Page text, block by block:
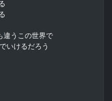
うこの世界で
いけるだろう